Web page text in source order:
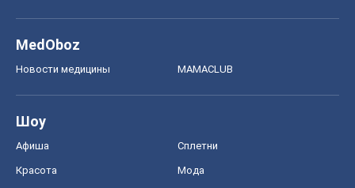
MedOboz
Новости медицины MAMACLUB
Шоу
Афиша Сплетни
Красота Мода